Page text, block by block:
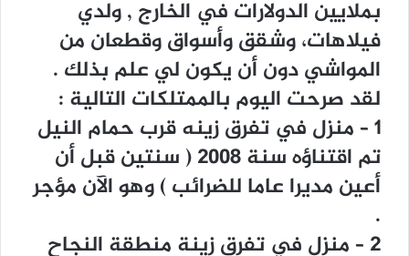
ﺑﻤﻼﻳﻴﻦ ﺍﻟﺪﻭﻻﺭﺍﺕ ﻓﻲ ﺍﻟﺨﺎﺭﺝ , ﻭﻟﺪﻱ
ﻓﻴﻼﻫﺎﺕ، ﻭﺷﻘﻖ ﻭﺃﺳﻮﺍﻕ ﻭﻗﻄﻌﺎﻥ ﻣﻦ
ﺍﻟﻤﻮﺍﺷﻲ ﺩﻭﻥ ﺃﻥ ﻳﻜﻮﻥ ﻟﻲ ﻋﻠﻢ ﺑﺬﻟﻚ .
ﻟﻘﺪ ﺻﺮﺣﺖ ﺍﻟﻴﻮﻡ ﺑﺎﻟﻤﻤﺘﻠﻜﺎﺕ ﺍﻟﺘﺎﻟﻴﺔ :
١ – ﻣﻨﺰﻝ ﻓﻲ ﺗﻔﺮﻕ ﺯﻳﻨﻪ ﻗﺮﺏ ﺣﻤﺎﻡ ﺍﻟﻨﻴﻞ
ﺗﻢ ﺍﻗﺘﻨﺎﺅﻩ ﺳﻨﺔ ٢٠٠٨ ‏( ﺳﻨﺘﻴﻦ ﻗﺒﻞ ﺃﻥ
ﺃﻋﻴﻦ ﻣﺪﻳﺮﺍ ﻋﺎﻣﺎ ﻟﻠﻀﺮﺍﺋﺐ ‏) ﻭﻫﻮ ﺍﻵﻥ ﻣﺆﺟﺮ
.
٢ – ﻣﻨﺰﻝ ﻓﻲ ﺗﻔﺮﻕ ﺯﻳﻨﺔ ﻣﻨﻄﻘﺔ ﺍﻟﻨﺠﺎﺡ